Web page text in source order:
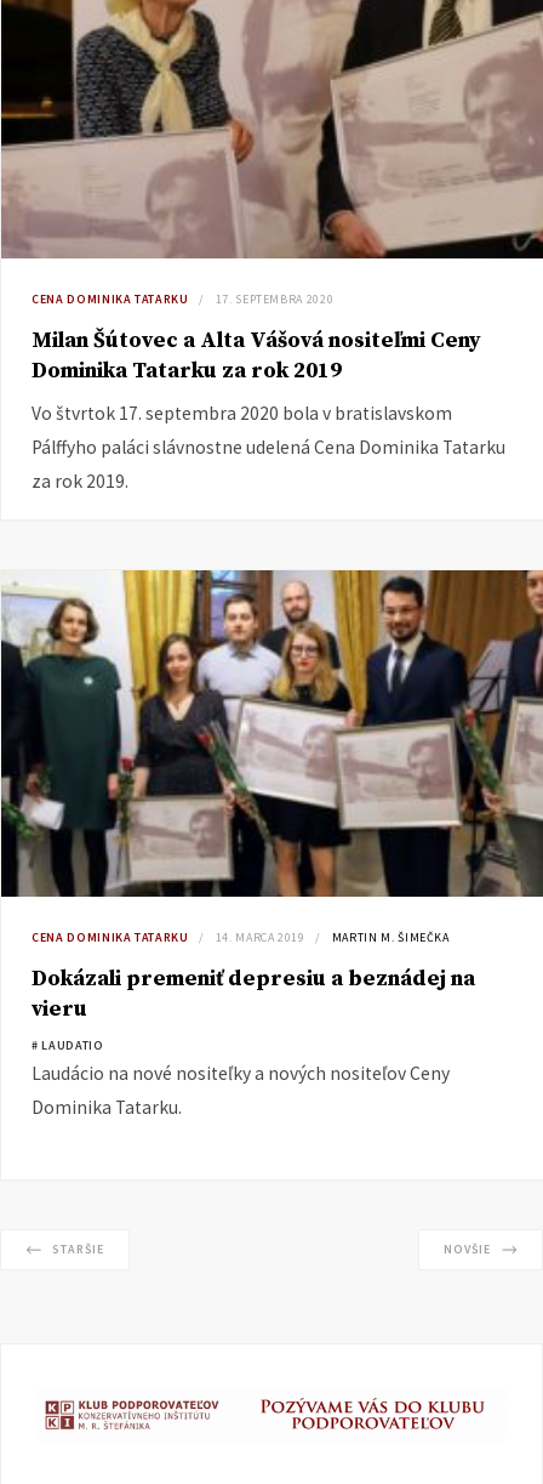
CENA DOMINIKA TATARKU 17. SEPTEMBRA 2020
Milan Šútovec a Alta Vášová nositeľmi Ceny
Dominika Tatarku za rok 2019
Vo štvrtok 17. septembra 2020 bola v bratislavskom
Pálffyho paláci slávnostne udelená Cena Dominika Tatarku
za rok 2019.
CENA DOMINIKA TATARKU 14. MARCA 2019 MARTIN M. ŠIMEČKA
Dokázali premeniť depresiu a beznádej na
vieru
# LAUDATIO
Laudácio na nové nositeľky a nových nositeľov Ceny
Dominika Tatarku.
STARŠIE NOVŠIE